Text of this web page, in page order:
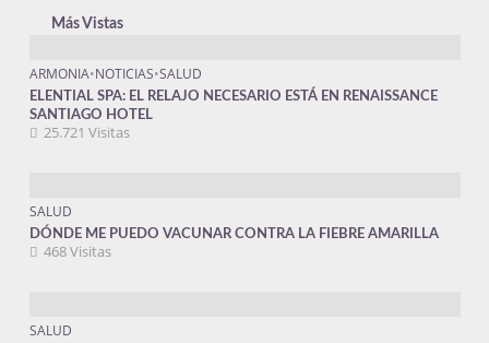
Más Vistas
ARMONIA•NOTICIAS•SALUD
ELENTIAL SPA: EL RELAJO NECESARIO ESTÁ EN RENAISSANCE
SANTIAGO HOTEL
25.721 Visitas
SALUD
DÓNDE ME PUEDO VACUNAR CONTRA LA FIEBRE AMARILLA
468 Visitas
SALUD